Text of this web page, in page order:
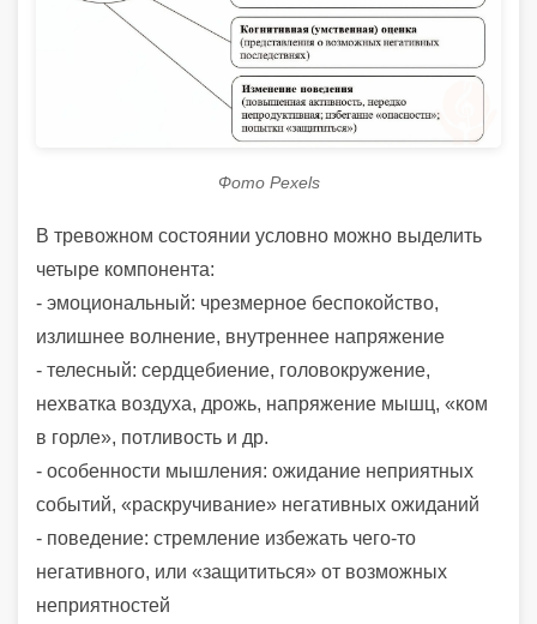
Фото Pexels
В тревожном состоянии условно можно выделить
четыре компонента:
- эмоциональный: чрезмерное беспокойство,
излишнее волнение, внутреннее напряжение
- телесный: сердцебиение, головокружение,
нехватка воздуха, дрожь, напряжение мышц, «ком
в горле», потливость и др.
- особенности мышления: ожидание неприятных
событий, «раскручивание» негативных ожиданий
- поведение: стремление избежать чего-то
негативного, или «защититься» от возможных
неприятностей